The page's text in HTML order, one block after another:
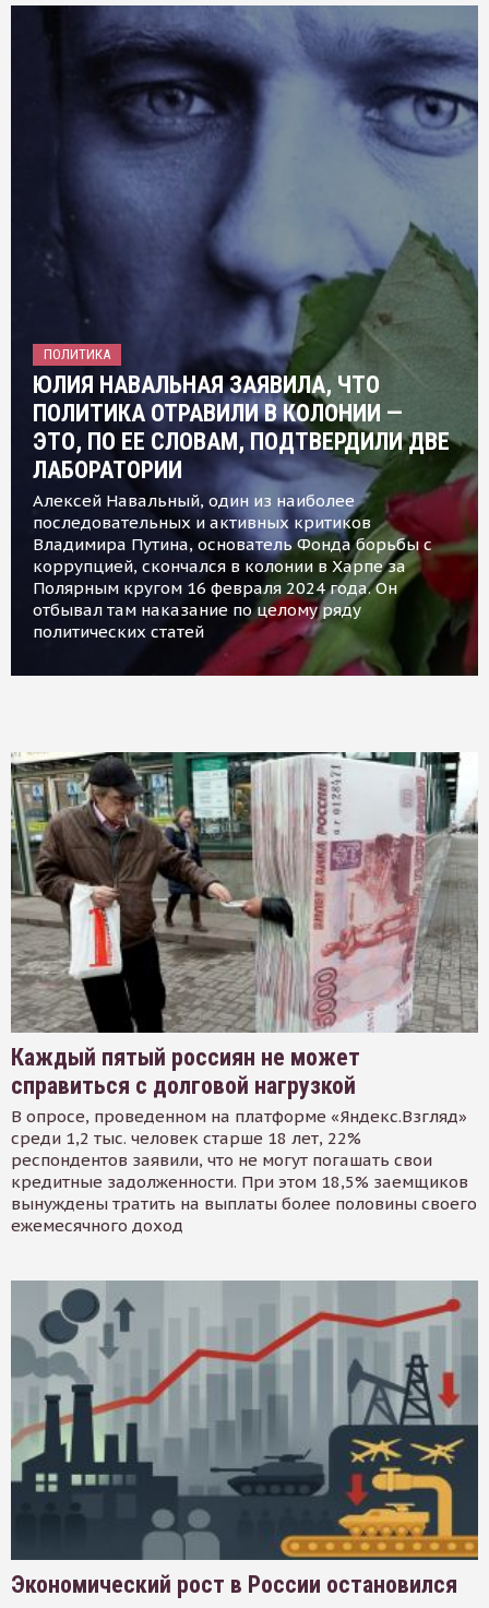
ПОЛИТИКА
ЮЛИЯ НАВАЛЬНАЯ ЗАЯВИЛА, ЧТО
ПОЛИТИКА ОТРАВИЛИ В КОЛОНИИ —
ЭТО, ПО ЕЕ СЛОВАМ, ПОДТВЕРДИЛИ ДВЕ
ЛАБОРАТОРИИ
Алексей Навальный, один из наиболее
последовательных и активных критиков
Владимира Путина, основатель Фонда борьбы с
коррупцией, скончался в колонии в Харпе за
Полярным кругом 16 февраля 2024 года. Он
отбывал там наказание по целому ряду
политических статей
Каждый пятый россиян не может
справиться с долговой нагрузкой
В опросе, проведенном на платформе «Яндекс.Взгляд»
среди 1,2 тыс. человек старше 18 лет, 22%
респондентов заявили, что не могут погашать свои
кредитные задолженности. При этом 18,5% заемщиков
вынуждены тратить на выплаты более половины своего
ежемесячного доход
Экономический рост в России остановился